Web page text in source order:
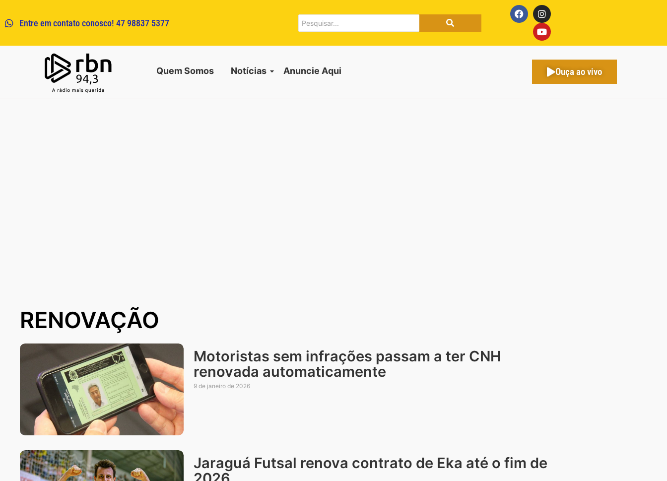
Entre em contato conosco! 47 98837 5377
Quem Somos Notícias Anuncie Aqui Ouça ao vivo
RENOVAÇÃO
Motoristas sem infrações passam a ter CNH
renovada automaticamente
9 de janeiro de 2026
Jaraguá Futsal renova contrato de Eka até o fim de